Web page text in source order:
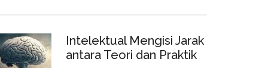
Intelektual Mengisi Jarak
antara Teori dan Praktik